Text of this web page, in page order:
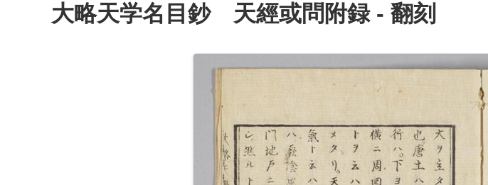
大略天学名目鈔 天經或問附録 - 翻刻